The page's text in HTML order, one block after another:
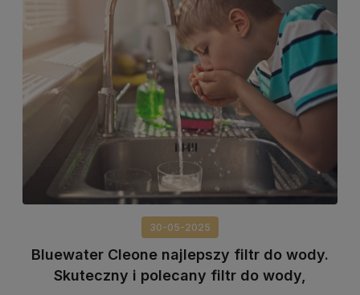
30-05-2025
Bluewater Cleone najlepszy filtr do wody.
Skuteczny i polecany filtr do wody,